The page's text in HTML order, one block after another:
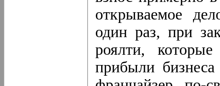
открываемое
один раз, при
роялти,
прибыли